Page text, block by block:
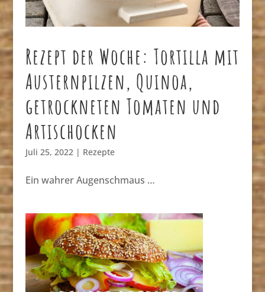
Rezept der Woche: Tortilla mit
Austernpilzen, Quinoa,
getrockneten Tomaten und
Artischocken
Juli 25, 2022 | Rezepte
Ein wahrer Augenschmaus …